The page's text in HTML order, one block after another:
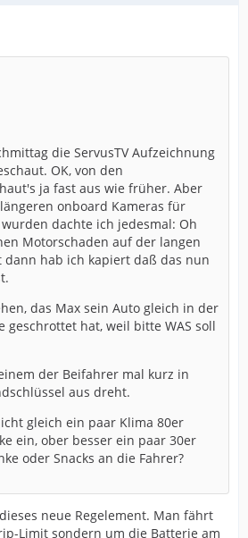
die ServusTV Aufzeichnung
OK, von den
ja fast aus wie früher. Aber
onboard Kameras für
dachte ich jedesmal: Oh
Motorschaden auf der langen
dann hab ich kapiert daß das nun
das Max sein Auto gleich in der
geschrottet hat, weil bitte WAS soll
der Beifahrer mal kurz in
aus dreht.
gleich ein paar Klima 80er
ein, ober besser ein paar 30er
oder Snacks an die Fahrer?
neue Regelement. Man fährt
Limit sondern um die Batterie am